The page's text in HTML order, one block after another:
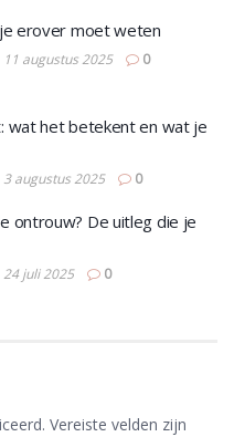
erover moet weten
11 augustus 2025 0
wat het betekent en wat je
3 augustus 2025 0
ontrouw? De uitleg die je
24 juli 2025 0
Vereiste velden zijn